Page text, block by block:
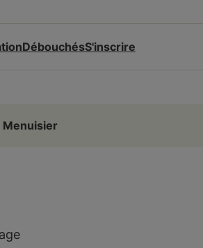
DébouchésS'inscrire
Menuisier